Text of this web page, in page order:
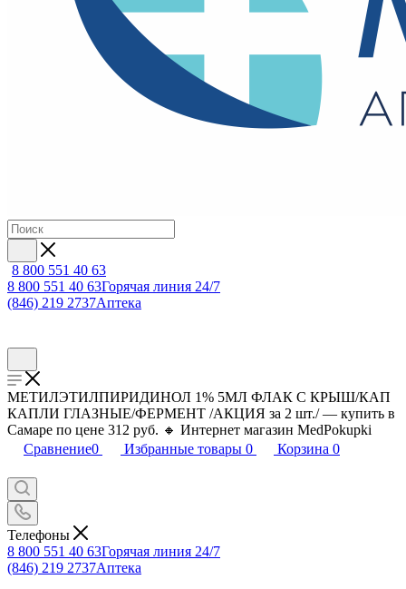
8 800 551 40 63
8 800 551 40 63Горячая линия 24/7
(846) 219 2737Аптека
МЕТИЛЭТИЛПИРИДИНОЛ 1% 5МЛ ФЛАК С КРЫШ/КАП
КАПЛИ ГЛАЗНЫЕ/ФЕРМЕНТ /АКЦИЯ за 2 шт./ — купить в
Самаре по цене 312 руб. 🔸 Интернет магазин MedPokupki
Сравнение0 Избранные товары 0 Корзина 0
Телефоны
8 800 551 40 63Горячая линия 24/7
(846) 219 2737Аптека